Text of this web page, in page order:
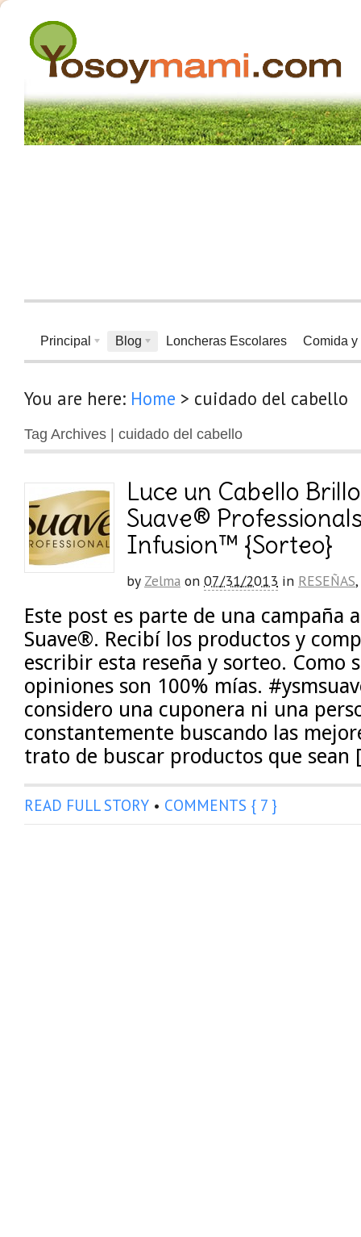
Principal Blog Loncheras Escolares Comida y
You are here: Home > cuidado del cabello
Tag Archives | cuidado del cabello
Luce un Cabello
Suave®
Infusion™ {Sorteo}
by Zelma on 07/31/2013 in RESEÑAS,
Este post es parte de una campaña
Suave®. Recibí los productos y
escribir esta reseña y sorteo. Como
opiniones son 100% mías.
considero una cuponera ni una
constantemente buscando las
trato de buscar productos que
READ FULL STORY • COMMENTS { 7 }